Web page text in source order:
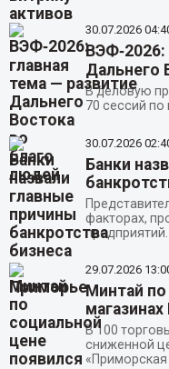
30.07.2026
ВЭФ‑2026:
Дальнего
В деловую
70 сессий по
30.07.2026
Банки
факторах,
предприятий.
29.07.2026
Минтай по
В 100
сниженной
«Приморская